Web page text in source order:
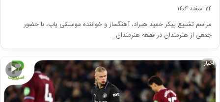
۲۴ اسفند ۱۴۰۴
مراسم تشییع پیکر حمید هیراد، آهنگساز و خواننده موسیقی پاپ، با حضور
جمعی از هنرمندان در قطعه هنرمندان…
▶
اخبار